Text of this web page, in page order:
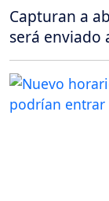
Capturan a
será enviado